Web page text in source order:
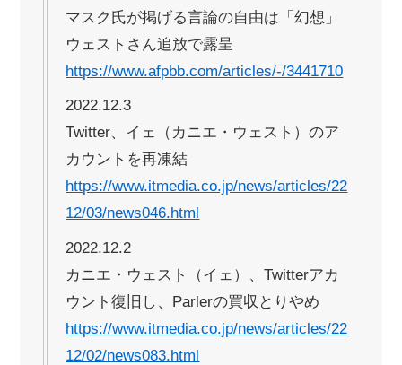
マスク氏が掲げる言論の自由は「幻想」
ウェストさん追放で露呈
https://www.afpbb.com/articles/-/3441710
2022.12.3
Twitter、イェ（カニエ・ウェスト）のア
カウントを再凍結
https://www.itmedia.co.jp/news/articles/22
12/03/news046.html
2022.12.2
カニエ・ウェスト（イェ）、Twitterアカ
ウント復旧し、Parlerの買収とりやめ
https://www.itmedia.co.jp/news/articles/22
12/02/news083.html